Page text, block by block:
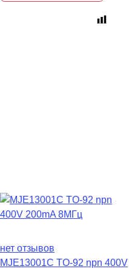
нет отзывов
MJE13001С TO-92 npn 400V